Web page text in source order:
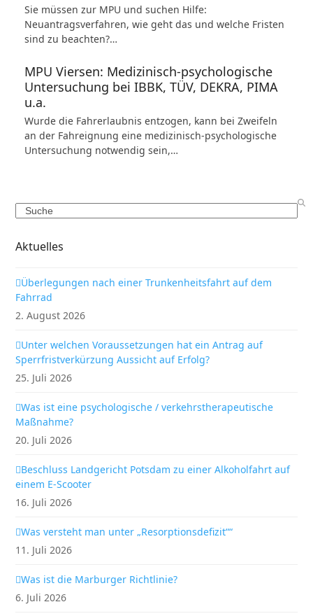
Sie müssen zur MPU und suchen Hilfe:
Neuantragsverfahren, wie geht das und welche Fristen
sind zu beachten?…
MPU Viersen: Medizinisch-psychologische
Untersuchung bei IBBK, TÜV, DEKRA, PIMA
u.a.
Wurde die Fahrerlaubnis entzogen, kann bei Zweifeln
an der Fahreignung eine medizinisch-psychologische
Untersuchung notwendig sein,…
Search
Aktuelles
Überlegungen nach einer Trunkenheitsfahrt auf dem
Fahrrad
2. August 2026
Unter welchen Voraussetzungen hat ein Antrag auf
Sperrfristverkürzung Aussicht auf Erfolg?
25. Juli 2026
Was ist eine psychologische / verkehrstherapeutische
Maßnahme?
20. Juli 2026
Beschluss Landgericht Potsdam zu einer Alkoholfahrt auf
einem E-Scooter
16. Juli 2026
Was versteht man unter „Resorptionsdefizit““
11. Juli 2026
Was ist die Marburger Richtlinie?
6. Juli 2026